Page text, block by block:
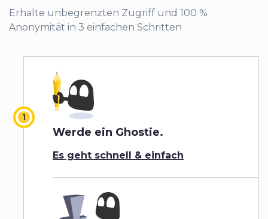
Erhalte unbegrenzten Zugriff und 100 %
Anonymität in 3 einfachen Schritten
Werde ein Ghostie.
Es geht schnell & einfach